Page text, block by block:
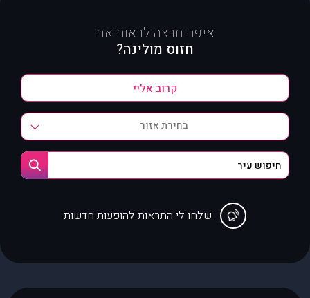
איפה תרצה לראות את
חזוס מולינה?
בחירת אזור
שלחו לי התראות להופעות חדשות